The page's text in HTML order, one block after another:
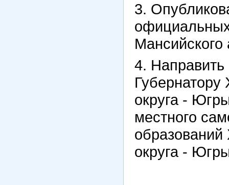
3.
4.
Губернатору
округа -
местного
образований
округа -